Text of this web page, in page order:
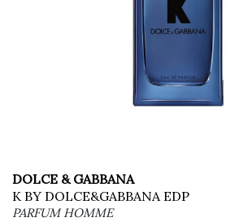
K BY DOLCE&GABBANA EDP
DOLCE & GABBANA
PARFUM HOMME